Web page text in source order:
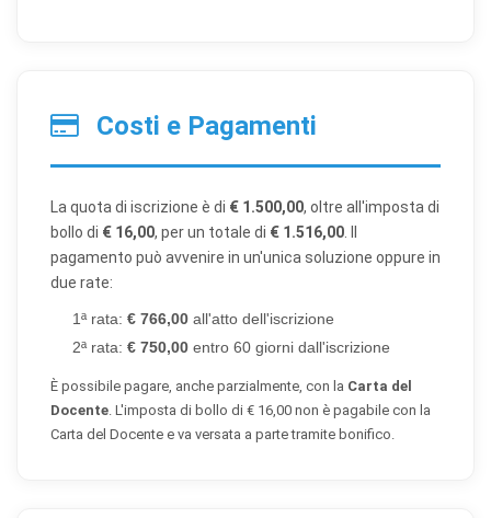
Costi e Pagamenti
La quota di iscrizione è di € 1.500,00, oltre all'imposta di
bollo di € 16,00, per un totale di € 1.516,00
pagamento può avvenire in un'unica soluzione oppure in
due rate:
1ª rata: € 766,00 all'atto dell'iscrizione
2ª rata: € 750,00 entro 60 giorni dall'iscrizione
È possibile pagare, anche parzialmente, con la Carta del
Docente. L'imposta di bollo di € 16,00 non è pagabile con la
Carta del Docente e va versata a parte tramite bonifico.
Scegli quali categorie di cookie vuoi accettare. I cookie